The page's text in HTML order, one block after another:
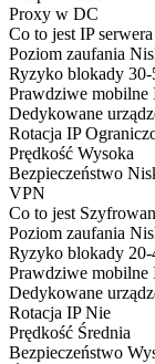
Proxy w DC
Co to jestIP
Poziom zaufania
Ryzyko blokady 30-
Prawdziwe mobilne
Dedykowane
Rotacja IP
Prędkość Wysoka
Bezpieczeństwo
VPN
Co to jest
Poziom zaufania
Ryzyko blokady 20-
Prawdziwe mobilne
Dedykowane
Rotacja IPNie
Prędkość Średnia
Bezpieczeństwo